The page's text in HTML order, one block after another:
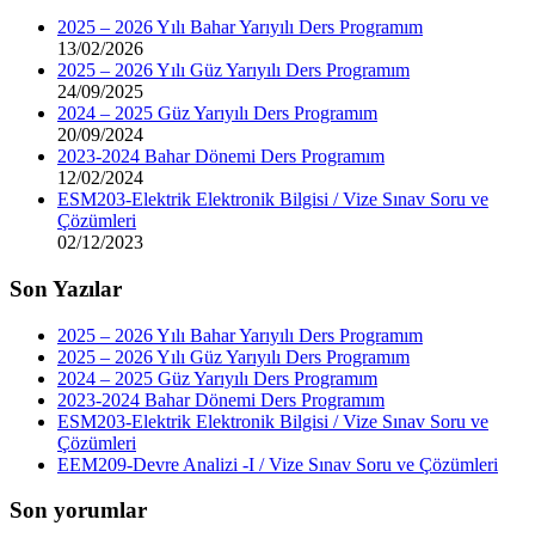
2025 – 2026 Yılı Bahar Yarıyılı Ders Programım
13/02/2026
2025 – 2026 Yılı Güz Yarıyılı Ders Programım
24/09/2025
2024 – 2025 Güz Yarıyılı Ders Programım
20/09/2024
2023-2024 Bahar Dönemi Ders Programım
12/02/2024
ESM203-Elektrik Elektronik Bilgisi / Vize Sınav Soru ve
Çözümleri
02/12/2023
Son Yazılar
2025 – 2026 Yılı Bahar Yarıyılı Ders Programım
2025 – 2026 Yılı Güz Yarıyılı Ders Programım
2024 – 2025 Güz Yarıyılı Ders Programım
2023-2024 Bahar Dönemi Ders Programım
ESM203-Elektrik Elektronik Bilgisi / Vize Sınav Soru ve
Çözümleri
EEM209-Devre Analizi -I / Vize Sınav Soru ve Çözümleri
Son yorumlar